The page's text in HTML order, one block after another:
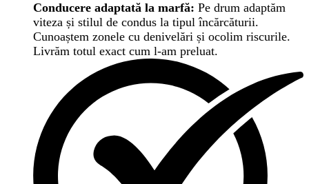
Conducere adaptată la marfă: Pe drum adaptăm
viteza și stilul de condus la tipul încărcăturii.
Cunoaștem zonele cu denivelări și ocolim riscurile.
Livrăm totul exact cum l-am preluat.